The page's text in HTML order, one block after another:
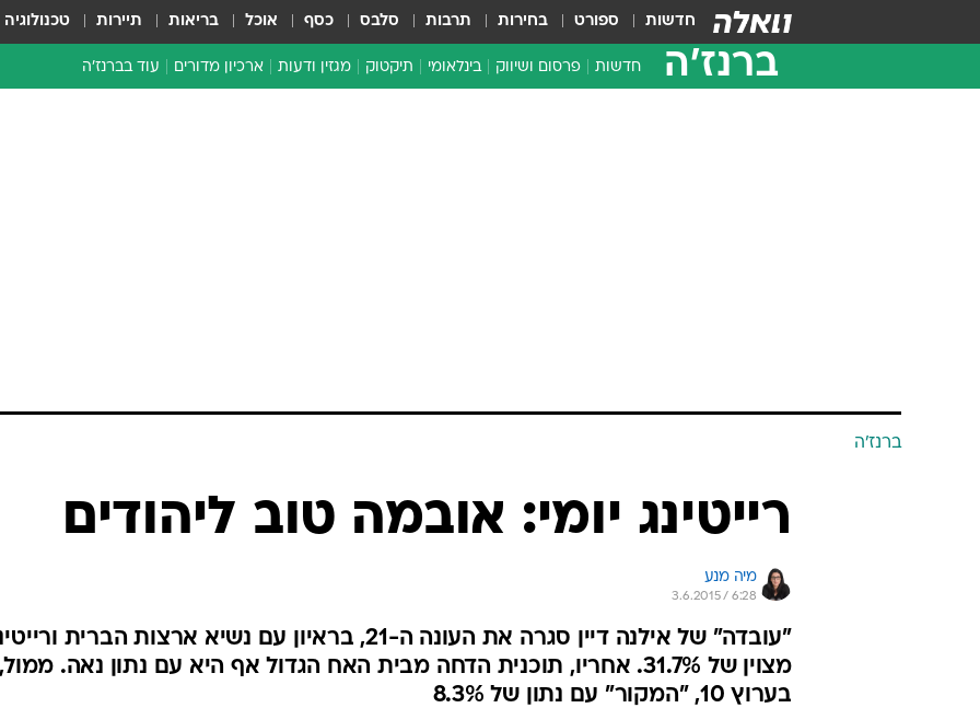
חדשות ספורט בחירות תרבות סלבס כסף אוכל בריאות תיירות טכנולוגיה
ברנז'ה חדשות פרסום ושיווק בינלאומי תיקטוק מגזין ודעות ארכיון מדורים עוד בברנז'ה
ברנז'ה
רייטינג יומי: אובמה טוב ליהודים
מיה מנע
3.6.2015 / 6:28
"עובדה" של אילנה דיין סגרה את העונה ה-21, בראיון עם נשיא ארצות הברית
מצוין של 31.7%. אחריו, תוכנית הדחה מבית האח הגדול אף היא עם נתון נאה. ממול,
בערוץ 10, "המקור" עם נתון של 8.3%